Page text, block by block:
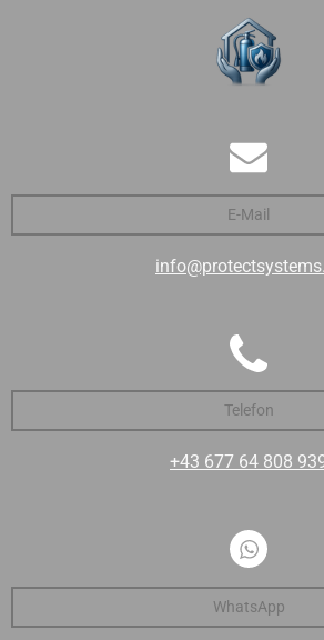
E-Mail
Telefon
+43 677 64 808
WhatsApp